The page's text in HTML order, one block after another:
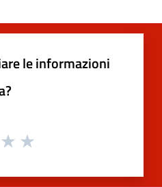
le informazioni